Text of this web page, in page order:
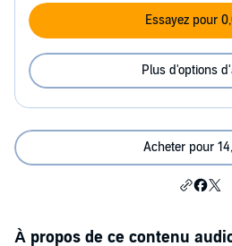
Essayez pour
Plus d'options
Acheter pour
À propos de ce contenu